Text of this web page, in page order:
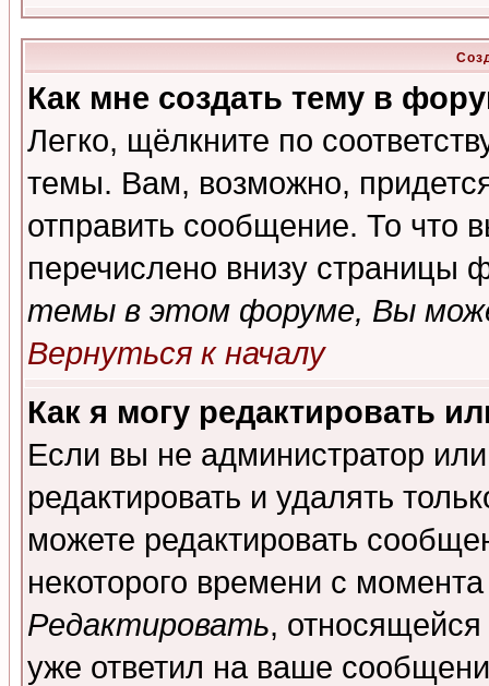
Как мне создать тему в
Легко, щёлкните по
темы. Вам, возможно,
отправить сообщение. То что
перечислено внизу страницы
темы в этом форуме, Вы
Вернуться к началу
Как я могу редактировать
Если вы не администратор
редактировать и удалять
можете редактировать
некоторого времени с
Редактировать,
уже ответил на ваше